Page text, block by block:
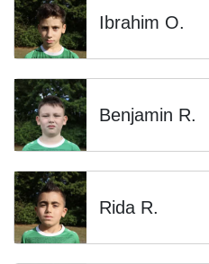
Ibrahim O.
Benjamin R.
Rida R.